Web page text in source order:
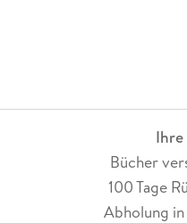
Bücher
100 Tage
Abholung